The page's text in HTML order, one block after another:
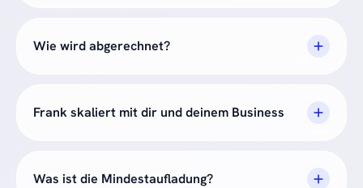
Wie wird abgerechnet?
Frank skaliert mit dir und deinem Business
Was ist die Mindestaufladung?